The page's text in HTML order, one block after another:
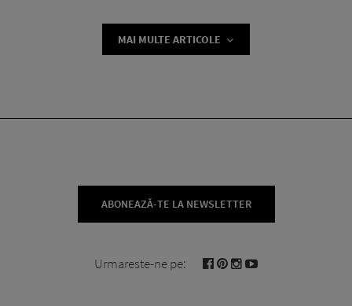
MAI MULTE ARTICOLE
ABONEAZĂ-TE LA NEWSLETTER
Urmareste-ne pe: